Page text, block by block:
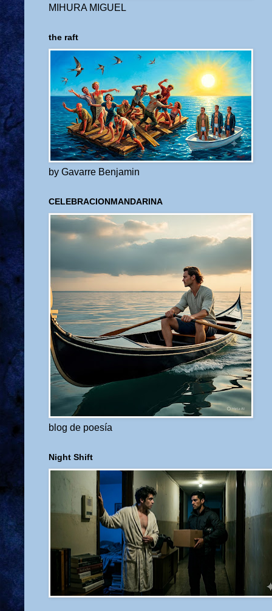
MIHURA MIGUEL
the raft
by Gavarre Benjamin
CELEBRACIONMANDARINA
blog de poesía
Night Shift